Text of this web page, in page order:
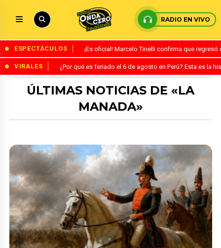
RADIO EN VIVO
ESPECTÁCULOS ¡Es oficial! Marcelo Tinelli confirma que
VIRALES ¿Por qué es feriado el 6 de agosto en Perú? Esta es la
ÚLTIMAS NOTICIAS DE «LA
MANADA»